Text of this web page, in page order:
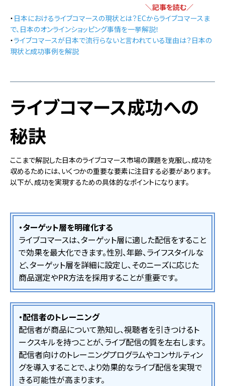
＼記事を読む／
・ 日本におけるライブコマースの現状とは？ECからライブコマースま
で、日本のオンラインショッピング事情を一挙解説！
・ライブコマースが日本で流行らないと言われている理由は？日本の
現状と成功事例を解説
ライブコマース成功への
秘訣
ここまで解説した日本のライブコマース市場の課題を克服し、成功を
収めるためには、いくつかの重要な要素に注目する必要があります。
以下が、成功を実現するための具体的なポイントになります。
・ターゲット層を明確化する
ライブコマースは、ターゲット層に適した配信をすること
で効果を最大化できます。性別、年齢、ライフスタイルな
ど、ターゲット層を詳細に設定し、そのニーズに応じた
商品選定やPR方法を採用することが重要です。
・配信者のトレーニング
配信者が商品について熟知し、視聴者を引きつけるト
ークスキルを持つことが、ライブ配信の質を左右します。
配信者向けのトレーニングプログラムやコンサルティン
グを導入することで、より効果的なライブ配信を実現で
きる可能性が高まります。